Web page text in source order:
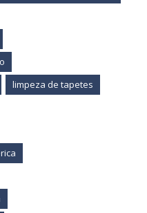
limpeza de tapetes